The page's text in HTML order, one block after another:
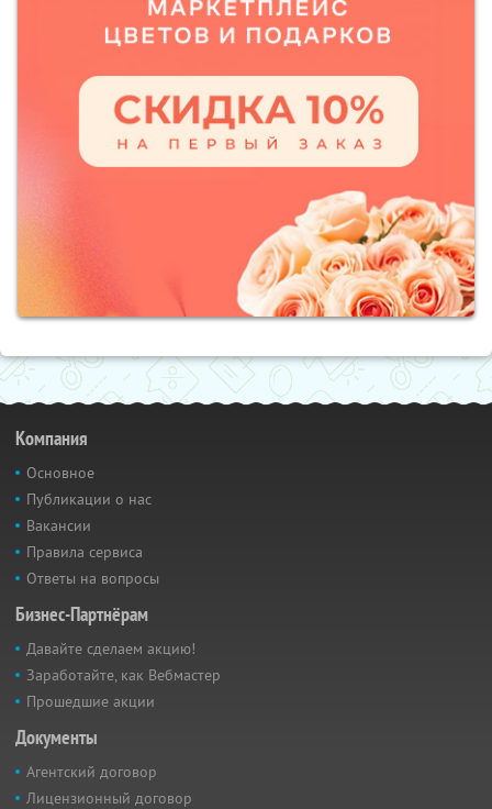
Компания
Основное
Публикации о нас
Вакансии
Правила сервиса
Ответы на вопросы
Бизнес-Партнёрам
Давайте сделаем акцию!
Заработайте, как Вебмастер
Прошедшие акции
Документы
Агентский договор
Лицензионный договор